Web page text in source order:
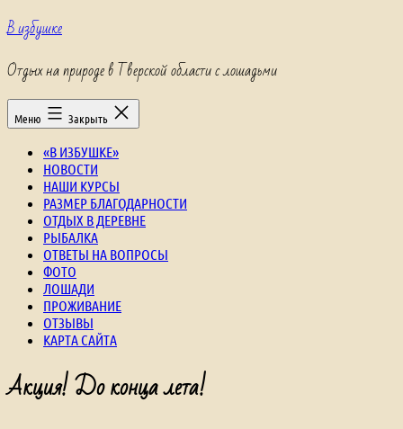
Перейти
к
В избушке
Отдых на природе в Тверской области с лошадьми
Меню Закрыть
«В ИЗБУШКЕ»
НОВОСТИ
НАШИ КУРСЫ
РАЗМЕР БЛАГОДАРНОСТИ
ОТДЫХ В ДЕРЕВНЕ
РЫБАЛКА
ОТВЕТЫ НА ВОПРОСЫ
ФОТО
ЛОШАДИ
ПРОЖИВАНИЕ
ОТЗЫВЫ
КАРТА САЙТА
Акция! До конца лета!